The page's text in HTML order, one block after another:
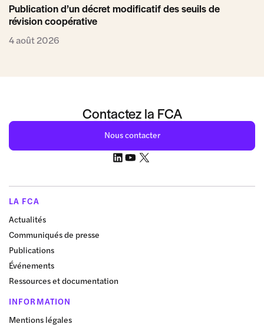
Publication d’un décret modificatif des seuils de
révision coopérative
4 août 2026
Contactez la FCA
Nous contacter
LA FCA
Actualités
Communiqués de presse
Publications
Événements
Ressources et documentation
INFORMATION
Mentions légales